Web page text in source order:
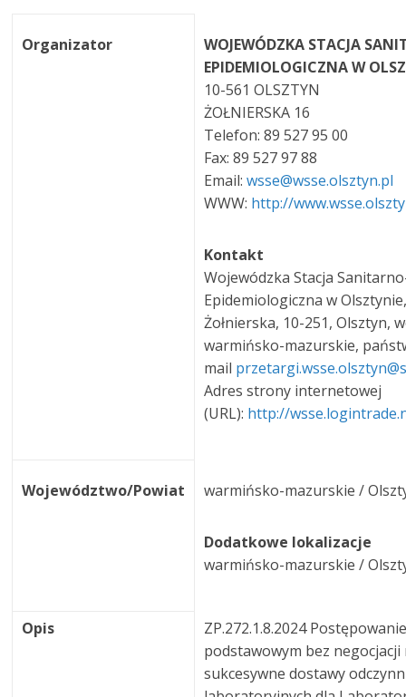
Organizator
WOJEWÓDZKA STACJA
EPIDEMIOLOGICZNA W
10-561 OLSZTYN
ŻOŁNIERSKA 16
Telefon: 89 527 95 00
Fax: 89 527 97 88
Email:wsse@wsse.olsztyn.pl
WWW: http://
Kontakt
Wojewódzka Stacja
Epidemiologiczna w
Żołnierska, 10-251, Olsztyn,
warmińsko-mazurskie,
mail
Adres strony internetowej
(URL): http://
Województwo/Powiat warmińsko-mazurskie /
Dodatkowe lokalizacje
warmińsko-mazurskie /
Opis
ZP.272.1.8.2024
podstawowym bez negocjacji
sukcesywne dostawy